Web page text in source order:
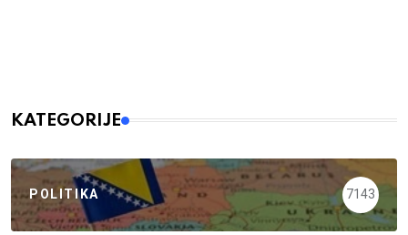
KATEGORIJE
POLITIKA 7143